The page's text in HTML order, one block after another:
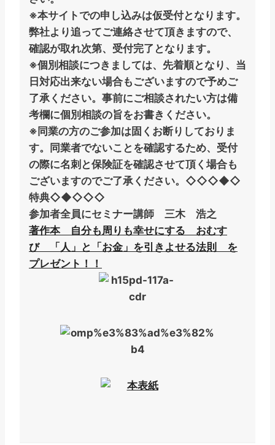
※本サイトでの申し込みは仮受付となります。
弊社より追ってご連絡させて頂きますので、
確認が取れ次第、受付完了となります。
※個別相談につきましては、先着順となり、当
日対応出来ない場合もございますので予めご
了承ください。事前にご相談されたい方は備
考欄に個別相談の旨をお書きください。
※同業の方のご参加は固くお断りしておりま
す。同業者でないことを確認するため、受付
の際に名刺と保険証を確認させて頂く場合も
ございますのでご了承ください。 ◇◇◇◆◇
特典◇◆◇◇◇
参加者全員にセミナー講師 三木 浩之
著作本 自分も周りも幸せにする
おむす
び 「人」と「お金」を引きよせる法則 を
プレゼント！！